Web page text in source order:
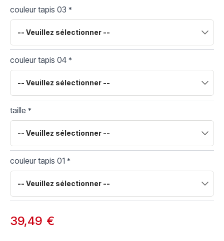
couleur tapis 03 *
couleur tapis 04 *
taille *
couleur tapis 01 *
39,49 €